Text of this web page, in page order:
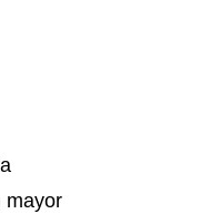
mayor